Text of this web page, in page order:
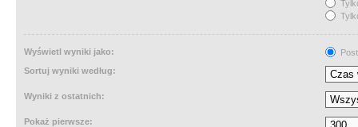
Wyświetl wyniki jako:
Sortuj wyniki według:
Wyniki z ostatnich:
Pokaż pierwsze: